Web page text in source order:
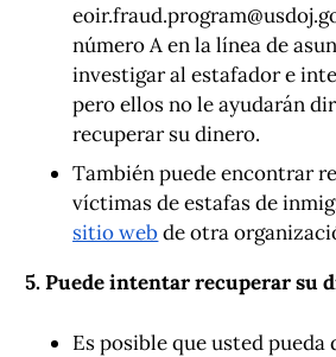
número A en la línea de
investigar al estafador e
pero ellos no le ayudarán
recuperar su dinero.
También puede encontrar
víctimas de estafas de
sitio webde otra
5. Puede intentar recuperar su
Es posible que usted pueda